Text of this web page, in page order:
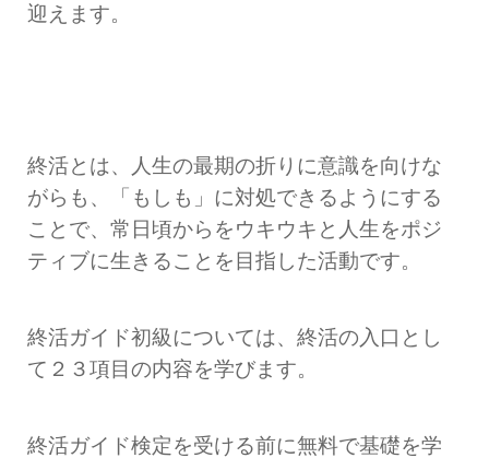
迎えます。
終活とは、人生の最期の折りに意識を向けな
がらも、「もしも」に対処できるようにする
ことで、常日頃からをウキウキと人生をポジ
ティブに生きることを目指した活動です。
終活ガイド初級については、終活の入口とし
て２３項目の内容を学びます。
終活ガイド検定を受ける前に無料で基礎を学